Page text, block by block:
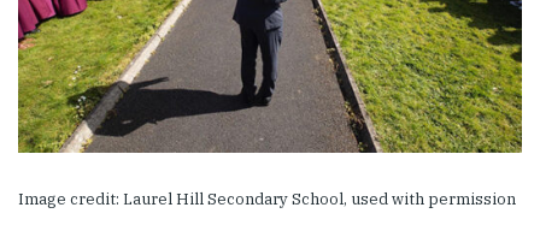
Image credit: Laurel Hill Secondary School, used with permission